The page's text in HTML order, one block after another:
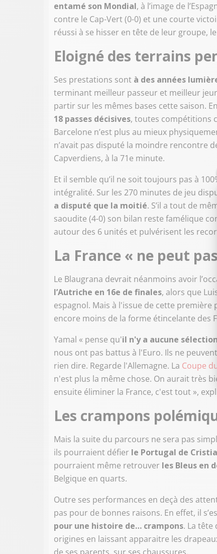
entamé son Mondial, à l’image de
contre le Cap-Vert (0-0) et une courte
réussi à se hisser en tête de leur groupe,
Eloigné des terrains
Ses prestations sont à des années
terminant meilleur passeur et meilleur
partir sur les mêmes bases cette saison.
18 passes décisives, toutes compétitions
Barcelone n’est plus au mieux
n’avait pas disputé la moindre rencontre
Capverdiens, à la 71e minute.
Et il semble qu’il ne soit toujours pas à
intégralité. Sur les 270 minutes de jeu
a disputé que la moitié. S’il a tout de
saoudite (4-0) son bilan reste famélique
autour des 6 unités et pulvérisent les
La France « ne peut
Le Blaugrana devrait néanmoins avoir
l’Autriche en 16e de finales, alors que
espagnol. Mais à l'issue de cette première
encore moins de la forme étincelante des
Yamal « pense qu'il n'y a aucune
nous ont pas battus à l'Euro. Ils ne
rien dire. Regarde l'Allemagne. La Coupe
n'est plus la même chose. On aurait très
ensuite éliminer la France, c'est tout »,
Les crampons
Mais la suite du parcours ne sera pas
ils pourraient défier le Portugal de
pourraient même retrouver les Bleus en
Belgique en quarts.
Outre ses performances en deçà des
pas pour de bonnes raisons. En effet, il
pour une histoire de… crampons. La tête
origines en laissant apparaitre les